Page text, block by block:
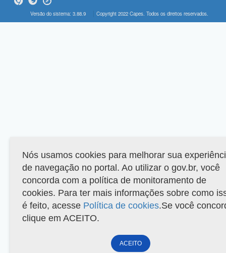
Versão do sistema: 3.88.9 Copyright 2022 Capes. Todos os direitos reservados.
Nós usamos cookies para melhorar sua
de navegação no portal. Ao utilizar o gov.br, você
concorda com a política de monitoramento de
cookies. Para ter mais informações sobre como
é feito, acesse Política de cookies.Se você
clique em ACEITO.
ACEITO